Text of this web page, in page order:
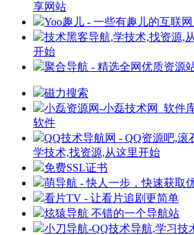
享网站
Yoo趣儿 - 一些有趣儿的互联网
技术黑客导航,学技术,找资源,
开始
聚合导航 - 精选全网优质资源
磁力搜索
小磊资源网-小磊技术网_软件
软件
QQ技术导航网 - QQ资源吧,滚
学技术,找资源,从这里开始
免费SSL证书
萌导航 - 快人一步，快速获取
看片TV - 让看片追剧更简单
炫猿导航 不错的一个导航站
小刀导航-QQ技术导航,学习技